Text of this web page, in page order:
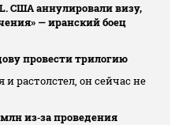
США аннулировали визу,
— иранский боец
провести трилогию
и растолстел, он сейчас не
из‑за проведения